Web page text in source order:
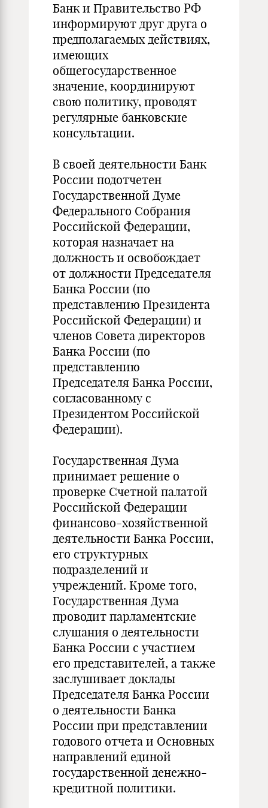
Банк и Правительство РФ
информируют друг друга о
предполагаемых действиях,
имеющих
общегосударственное
значение, координируют
свою политику, проводят
регулярные банковские
консультации.
В своей деятельности Банк
России подотчетен
Государственной Думе
Федерального Собрания
Российской Федерации,
которая назначает на
должность и освобождает
от должности Председателя
Банка России (по
представлению Президента
Российской Федерации) и
членов Совета директоров
Банка России (по
представлению
Председателя Банка России,
согласованному с
Президентом Российской
Федерации).
Государственная Дума
принимает решение о
проверке Счетной палатой
Российской Федерации
финансово-хозяйственной
деятельности Банка России,
его структурных
подразделений и
учреждений. Кроме того,
Государственная Дума
проводит парламентские
слушания о деятельности
Банка России с участием
его представителей, а также
заслушивает доклады
Председателя Банка России
о деятельности Банка
России при представлении
годового отчета и Основных
направлений единой
государственной денежно-
кредитной политики.